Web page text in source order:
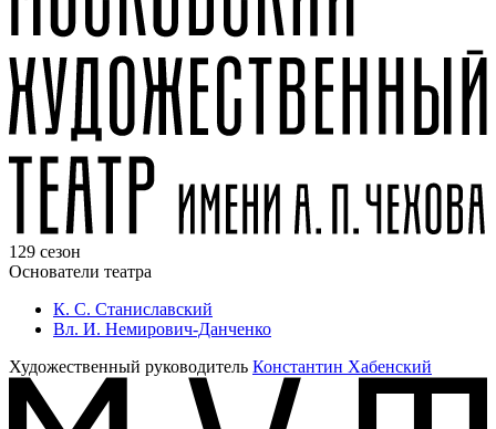
129 сезон
Основатели театра
К. С. Станиславский
Вл. И. Немирович-Данченко
Художественный руководитель Константин Хабенский